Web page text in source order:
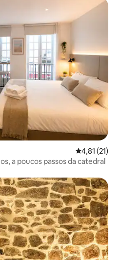
4,81 de uma
4,81 (21)
a poucos passos da catedral